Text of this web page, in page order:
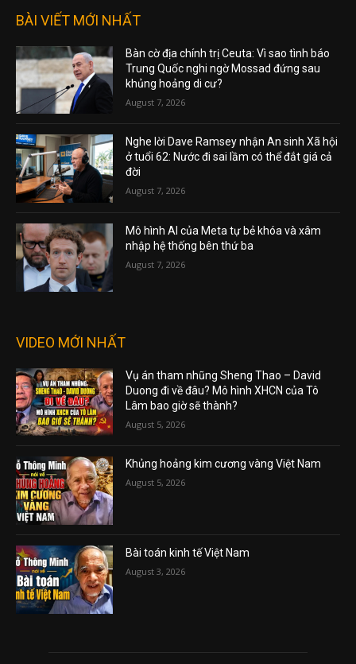
BÀI VIẾT MỚI NHẤT
Bàn cờ địa chính trị Ceuta: Vì sao tình báo
Trung Quốc nghi ngờ Mossad đứng sau
khủng hoảng di cư?
August 7, 2026
Nghe lời Dave Ramsey nhận An sinh Xã hội
ở tuổi 62: Nước đi sai lầm có thể đắt giá cả
đời
August 7, 2026
Mô hình AI của Meta tự bẻ khóa và xâm
nhập hệ thống bên thứ ba
August 7, 2026
VIDEO MỚI NHẤT
Vụ án tham nhũng Sheng Thao – David
Duong đi về đâu? Mô hình XHCN của Tô
Lâm bao giờ sẽ thành?
August 5, 2026
Khủng hoảng kim cương vàng Việt Nam
August 5, 2026
Bài toán kinh tế Việt Nam
August 3, 2026